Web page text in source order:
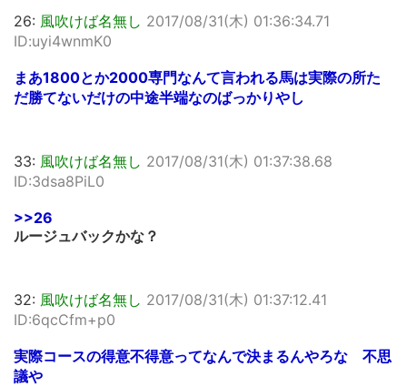
26: 風吹けば名無し 2017/08/31(木) 01:36:34.71
ID:uyi4wnmK0
まあ1800とか2000専門なんて言われる馬は実際の所た
だ勝てないだけの中途半端なのばっかりやし
33: 風吹けば名無し 2017/08/31(木) 01:37:38.68
ID:3dsa8PiL0
>>26
ルージュバックかな？
32: 風吹けば名無し 2017/08/31(木) 01:37:12.41
ID:6qcCfm+p0
実際コースの得意不得意ってなんで決まるんやろな 不思
議や